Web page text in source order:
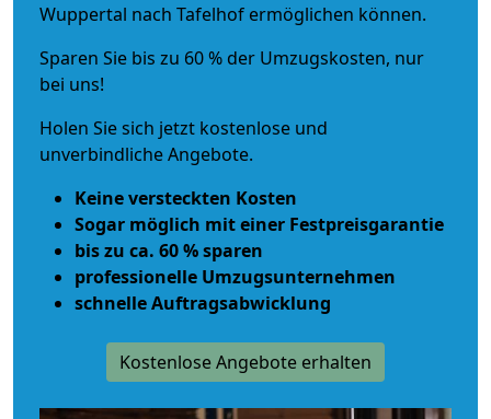
Wuppertal nach Tafelhof ermöglichen können.
Sparen Sie bis zu 60 % der Umzugskosten, nur
bei uns!
Holen Sie sich jetzt kostenlose und
unverbindliche Angebote.
Keine versteckten Kosten
Sogar möglich mit einer Festpreisgarantie
bis zu ca. 60 % sparen
professionelle Umzugsunternehmen
schnelle Auftragsabwicklung
Kostenlose Angebote erhalten